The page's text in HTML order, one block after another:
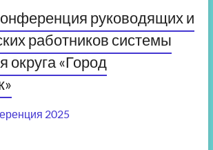
руководящих и
работников системы
округа «Город
2025